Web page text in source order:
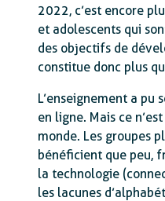
2022, c’est encore
et adolescents qui
des objectifs de
constitue donc plus
L’enseignement a
en ligne. Mais ce
monde. Les groupes
bénéficient que peu,
la technologie
les lacunes